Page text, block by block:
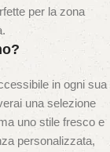
per la zona
in ogni sua
una selezione
uno stile fresco e
personalizzata,